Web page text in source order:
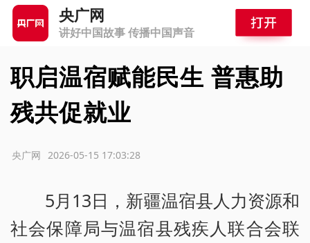
央广网
讲好中国故事 传播中国声音
职启温宿赋能民生 普惠助
残共促就业
2026-05-15 17:03:28
央广网
5月13日，新疆温宿县人力资源和
社会保障局与温宿县残疾人联合会联